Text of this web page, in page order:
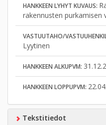
HANKKEEN LYHYT KUVAUS:
rakennusten purkamisen
VASTUUTAHO/
Lyytinen
HANKKEEN ALKUPVM:
HANKKEEN LOPPUPVM:
Tekstitiedot